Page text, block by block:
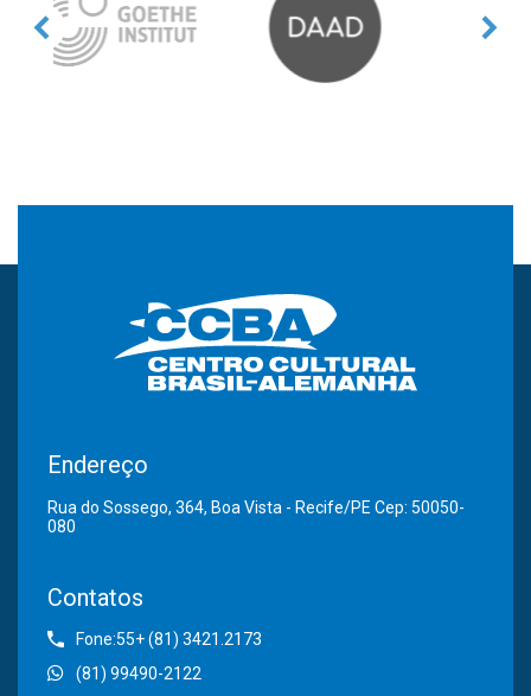
Endereço
Rua do Sossego, 364, Boa Vista - Recife/PE Cep: 50050-
080
Contatos
Fone:55+ (81) 3421.2173
(81) 99490-2122